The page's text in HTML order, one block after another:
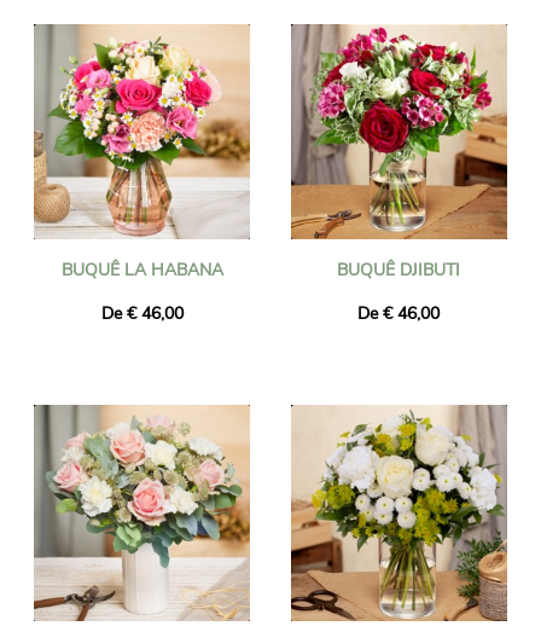
BUQUÊ LA HABANA
De € 46,00
BUQUÊ DJIBUTI
De € 46,00